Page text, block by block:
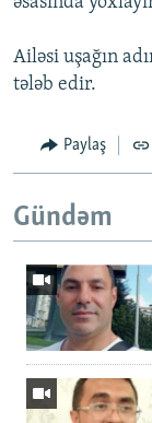
Ailəsi uşağın
tələb edir.
Paylaş
Gündəm